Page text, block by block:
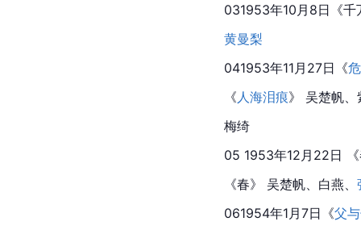
031953年10月8日《
黄曼梨
041953年11月27日《
《 人海泪痕》 吴楚帆
梅绮
05 1953年12月22日
《春》 吴楚帆、 白燕
061954年1月7日《父